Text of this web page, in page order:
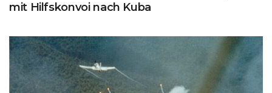
mit Hilfskonvoi nach Kuba